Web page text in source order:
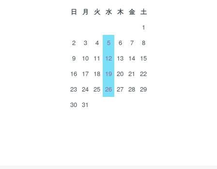
日 月 火 水 木 金
土
1
2
3 4 5 6 7
8
9
10 11 12 13 14 15
16 17 18 19 20 21
22
23 24 25 26 27 28 29
30 31